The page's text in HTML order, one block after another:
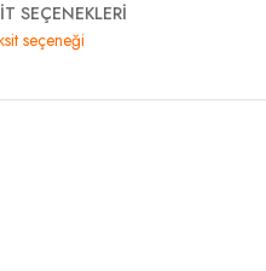
SEÇENEKLERİ
seçeneği